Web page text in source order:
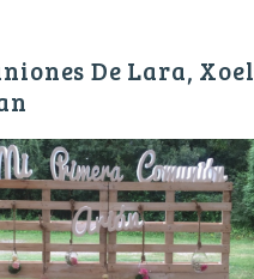
De Lara, Xoel